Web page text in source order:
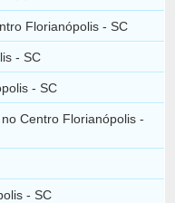
Florianópolis - SC
- SC
- SC
Centro Florianópolis -
- SC